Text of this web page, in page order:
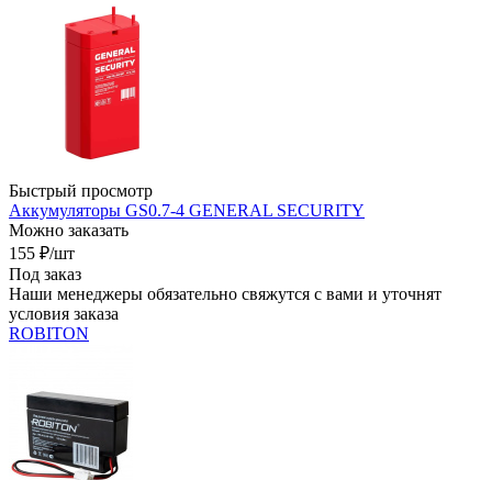
Быстрый просмотр
Аккумуляторы GS0.7-4 GENERAL SECURITY
Можно заказать
155 ₽/шт
Под заказ
Наши менеджеры обязательно свяжутся с вами и уточнят
условия заказа
ROBITON